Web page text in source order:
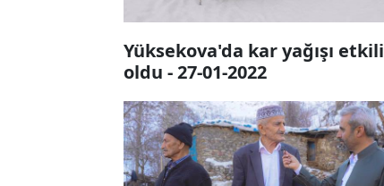
Yüksekova'da kar yağışı etkili
oldu - 27-01-2022